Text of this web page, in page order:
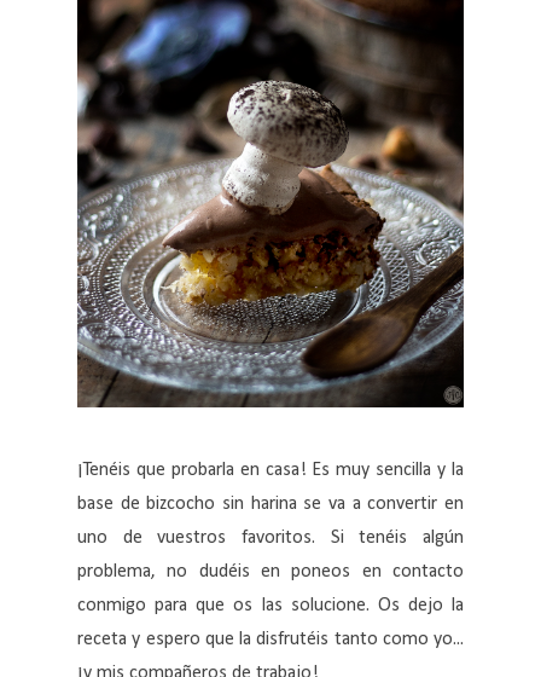
¡Tenéis que probarla en casa! Es muy sencilla y la
base de bizcocho sin harina se va a convertir en
uno de vuestros favoritos. Si tenéis algún
problema, no dudéis en poneos en contacto
conmigo para que os las solucione. Os dejo la
receta y espero que la disfrutéis tanto como yo...